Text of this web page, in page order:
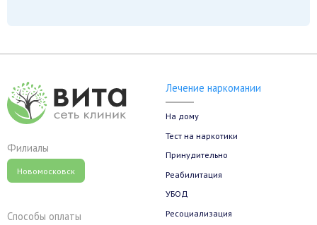
Филиалы
Новомосковск
Способы оплаты
Лечение наркомании
На дому
Тест на наркотики
Принудительно
Реабилитация
УБОД
Ресоциализация